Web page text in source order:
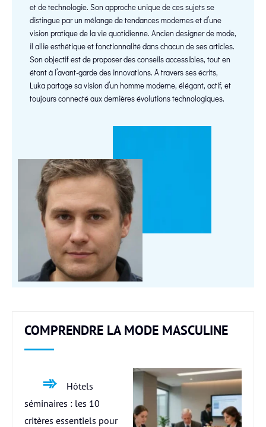
et de technologie. Son approche unique de ces sujets se
distingue par un mélange de tendances modernes et d’une
vision pratique de la vie quotidienne. Ancien designer de mode,
il allie esthétique et fonctionnalité dans chacun de ses articles.
Son objectif est de proposer des conseils accessibles, tout en
étant à l’avant-garde des innovations. À travers ses écrits,
Luka partage sa vision d’un homme moderne, élégant, actif, et
toujours connecté aux dernières évolutions technologiques.
COMPRENDRE LA MODE MASCULINE
Hôtels
séminaires : les 10
critères essentiels pour